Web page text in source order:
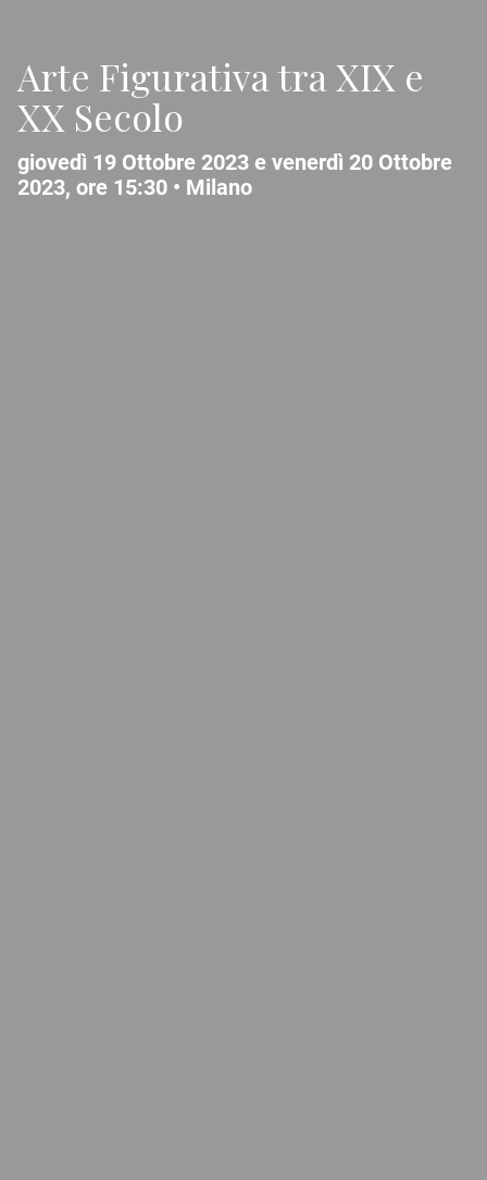
Arte Figurativa tra XIX e
XX Secolo
giovedì 19 Ottobre 2023 e venerdì 20 Ottobre
2023, ore 15:30 • Milano